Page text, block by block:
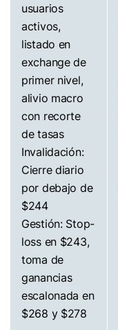
usuarios
activos,
listado en
exchange de
primer nivel,
alivio macro
con recorte
de tasas
Invalidación:
Cierre diario
por debajo de
$244
Gestión: Stop-
loss en $243,
toma de
ganancias
escalonada en
$268 y $278